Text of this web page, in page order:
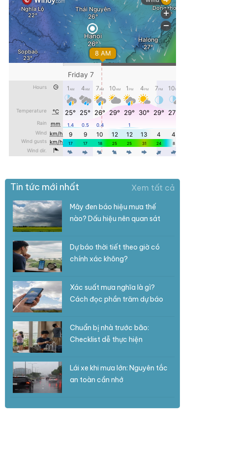
Tin tức mới nhất Xem tất cả
Mây đen báo hiệu mưa thế
nào? Dấu hiệu nên quan sát
Dự báo thời tiết theo giờ có
chính xác không?
Xác suất mưa nghĩa là gì?
Cách đọc phần trăm dự báo
Chuẩn bị nhà trước bão:
Checklist dễ thực hiện
Lái xe khi mưa lớn: Nguyên tắc
an toàn cần nhớ